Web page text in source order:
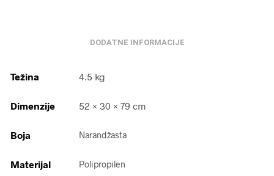
DODATNE INFORMACIJE
Težina 4.5 kg
Dimenzije 52 × 30 × 79 cm
Boja Narandžasta
Materijal Polipropilen